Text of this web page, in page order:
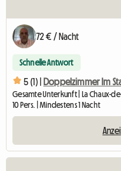
72 € / Nacht
Schnelle Antwort
5 (1) | Doppelzimmer Im
Gesamte Unterkunft | La Chaux-
10 Pers. | Mindestens 1 Nacht